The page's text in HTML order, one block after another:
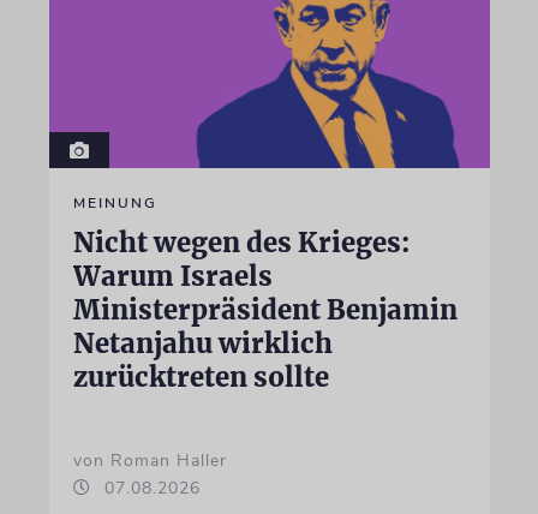
MEINUNG
Nicht wegen des Krieges:
Warum Israels
Ministerpräsident Benjamin
Netanjahu wirklich
zurücktreten sollte
von Roman Haller
07.08.2026